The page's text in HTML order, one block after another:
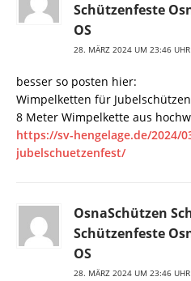
Schützenfeste
OS
28. MÄRZ 2024 UM 23:46 UHR
besser so posten hier:
Wimpelketten für
8 Meter Wimpelkette aus
https://sv-hengelage.de/2024/
jubelschuetzenfest/
OsnaSchützen
Schützenfeste
OS
28. MÄRZ 2024 UM 23:46 UHR